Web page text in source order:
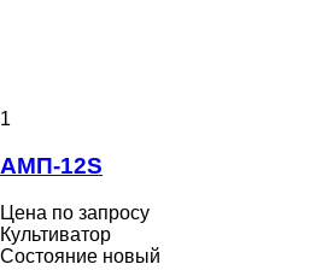
1
АМП-12S
Цена по запросу
Культиватор
Состояние новый